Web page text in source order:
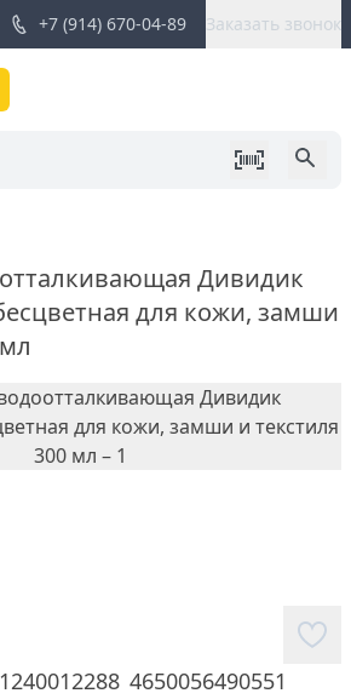
+7 (914) 670-04-89 Заказать звонок
Дивидик
для кожи, замши
4650056490551